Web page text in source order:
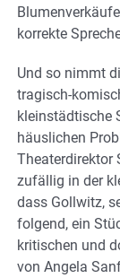
korrekte
Und so nimmt
tragisch-
kleinstädtische
häuslichen
Theaterdirektor
zufällig in der
dass Gollwitz,
folgend, ein
kritischen und
von Angela